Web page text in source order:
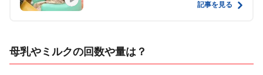
記事を見る
母乳やミルクの回数や量は？